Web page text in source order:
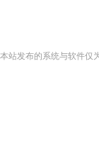
本站发布的系统与软件仅